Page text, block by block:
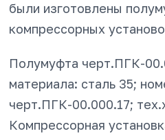
были изготовлены
компрессорных
Полумуфта черт.ПГК-
материала: сталь 35;
черт.ПГК-00.000.17;
Компрессорная